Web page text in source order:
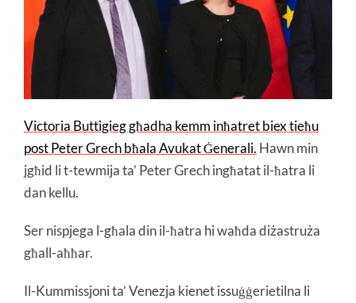
Victoria Buttigieg għadha kemm inħatret biex tieħu
post Peter Grech bħala Avukat Ġenerali. Hawn min
jgħid li t-tewmija ta’ Peter Grech ingħatat il-ħatra li
dan kellu.
Ser nispjega l-għala din il-ħatra hi waħda diżastruża
għall-aħħar.
Il-Kummissjoni ta’ Venezja kienet issuġġerietilna li